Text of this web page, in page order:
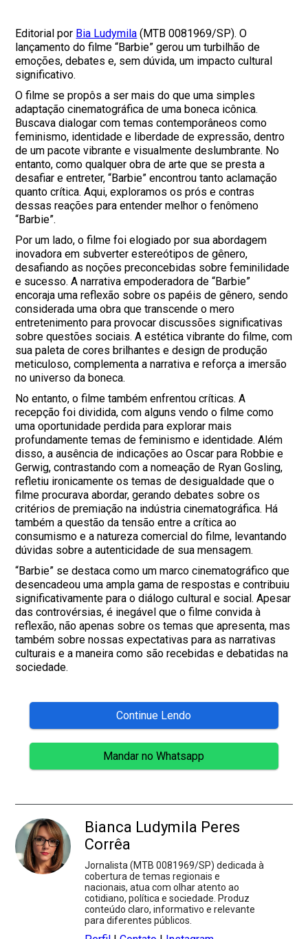
Editorial por Bia Ludymila (MTB 0081969/SP). O
lançamento do filme “Barbie” gerou um turbilhão de
emoções, debates e, sem dúvida, um impacto cultural
significativo.
O filme se propôs a ser mais do que uma simples
adaptação cinematográfica de uma boneca icônica.
Buscava dialogar com temas contemporâneos como
feminismo, identidade e liberdade de expressão, dentro
de um pacote vibrante e visualmente deslumbrante. No
entanto, como qualquer obra de arte que se presta a
desafiar e entreter, “Barbie” encontrou tanto aclamação
quanto crítica. Aqui, exploramos os prós e contras
dessas reações para entender melhor o fenômeno
“Barbie”.
Por um lado, o filme foi elogiado por sua abordagem
inovadora em subverter estereótipos de gênero,
desafiando as noções preconcebidas sobre feminilidade
e sucesso. A narrativa empoderadora de “Barbie”
encoraja uma reflexão sobre os papéis de gênero, sendo
considerada uma obra que transcende o mero
entretenimento para provocar discussões significativas
sobre questões sociais. A estética vibrante do filme, com
sua paleta de cores brilhantes e design de produção
meticuloso, complementa a narrativa e reforça a imersão
no universo da boneca.
No entanto, o filme também enfrentou críticas. A
recepção foi dividida, com alguns vendo o filme como
uma oportunidade perdida para explorar mais
profundamente temas de feminismo e identidade. Além
disso, a ausência de indicações ao Oscar para Robbie e
Gerwig, contrastando com a nomeação de Ryan Gosling,
refletiu ironicamente os temas de desigualdade que o
filme procurava abordar, gerando debates sobre os
critérios de premiação na indústria cinematográfica. Há
também a questão da tensão entre a crítica ao
consumismo e a natureza comercial do filme, levantando
dúvidas sobre a autenticidade de sua mensagem.
“Barbie” se destaca como um marco cinematográfico que
desencadeou uma ampla gama de respostas e contribuiu
significativamente para o diálogo cultural e social. Apesar
das controvérsias, é inegável que o filme convida à
reflexão, não apenas sobre os temas que apresenta, mas
também sobre nossas expectativas para as narrativas
culturais e a maneira como são recebidas e debatidas na
sociedade.
Continue Lendo
Mandar no Whatsapp
Bianca Ludymila Peres
Corrêa
Jornalista (MTB 0081969/SP) dedicada à
cobertura de temas regionais e
nacionais, atua com olhar atento ao
cotidiano, política e sociedade. Produz
conteúdo claro, informativo e relevante
para diferentes públicos.